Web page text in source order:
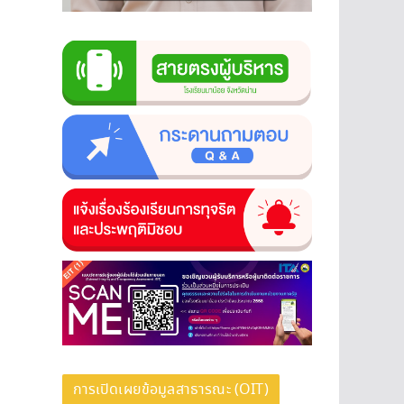
การเปิดเผยข้อมูลสาธารณะ (OIT)